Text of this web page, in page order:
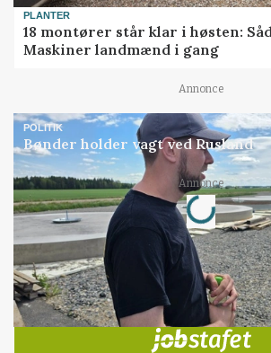
PLANTER
18 montører står klar i høsten:
Maskiner landmænd i gang
Annonce
POLITIK
Bønder holder vagt ved Rusland
Annonce
Loading...
Jobs
i samarbejde med